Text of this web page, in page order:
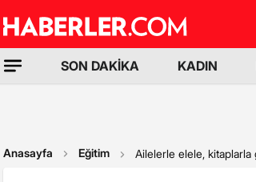
SON DAKİKA KADIN
Anasayfa Eğitim Ailelerle elele, kitaplarla